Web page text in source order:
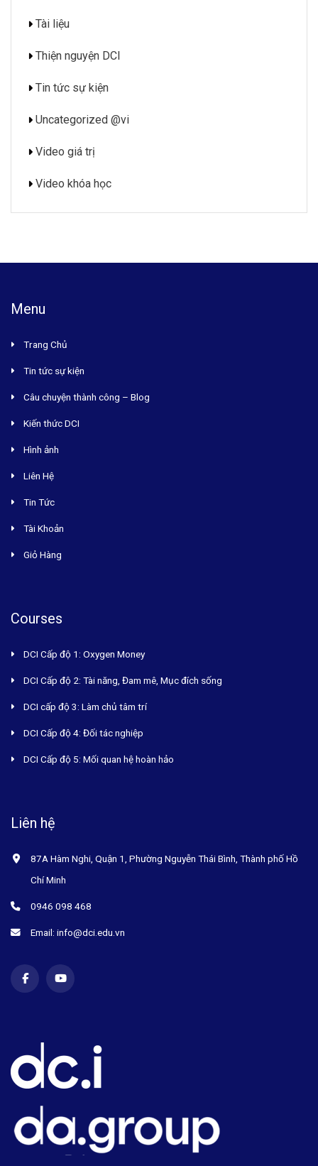
Tài liệu
Thiện nguyện DCI
Tin tức sự kiện
Uncategorized @vi
Video giá trị
Video khóa học
Menu
Trang Chủ
Tin tức sự kiện
Câu chuyện thành công – Blog
Kiến thức DCI
Hình ảnh
Liên Hệ
Tin Tức
Tài Khoản
Giỏ Hàng
Courses
DCI Cấp độ 1: Oxygen Money
DCI Cấp độ 2: Tài năng, Đam mê, Mục đích sống
DCI cấp độ 3: Làm chủ tâm trí
DCI Cấp độ 4: Đối tác nghiệp
DCI Cấp độ 5: Mối quan hệ hoàn hảo
Liên hệ
87A Hàm Nghi, Quận 1, Phường Nguyễn Thái Bình, Thành phố Hồ
Chí Minh
0946 098 468
Email: info@dci.edu.vn